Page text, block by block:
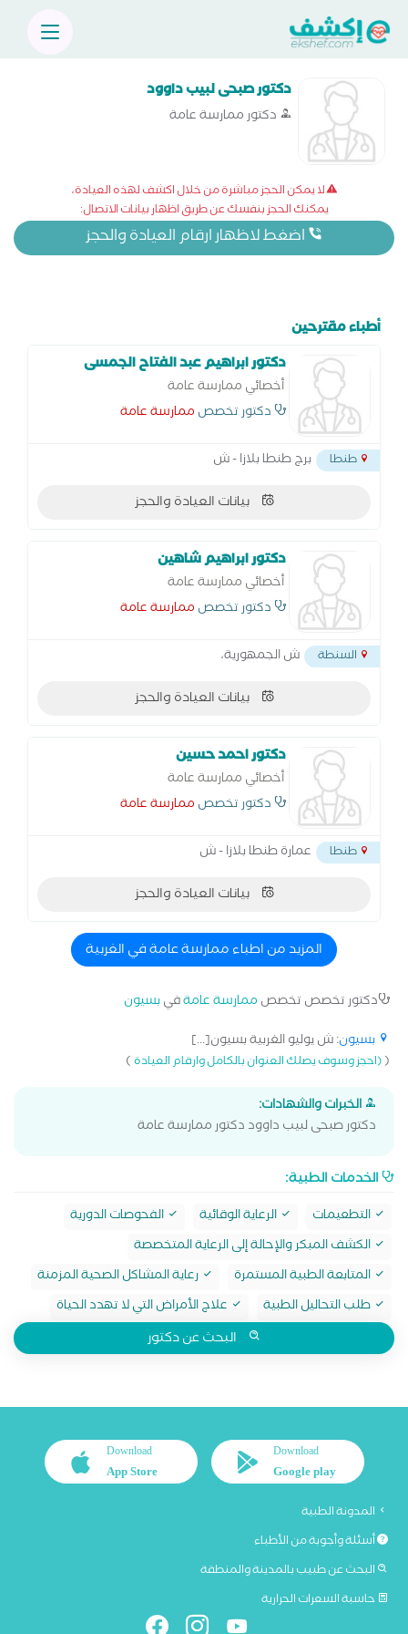
دكتور صبحى لبيب داوود
دكتور ممارسة عامة
لا يمكن الحجز مباشرة من خلال اكشف لهذه العيادة،
يمكنك الحجز بنفسك عن طريق اظهار بيانات الاتصال:
اضغط لاظهار ارقام العيادة والحجز
أطباء مقترحين
دكتور ابراهيم عبد الفتاح الجمسى
أخصائي ممارسة عامة
دكتور تخصص ممارسة عامة
طنطا برج طنطا بلازا - ش
بيانات العيادة والحجز
دكتور ابراهيم شاهين
أخصائي ممارسة عامة
دكتور تخصص ممارسة عامة
السنطة ش الجمهورية،
بيانات العيادة والحجز
دكتور احمد حسين
أخصائي ممارسة عامة
دكتور تخصص ممارسة عامة
طنطا عمارة طنطا بلازا - ش
بيانات العيادة والحجز
المزيد من اطباء ممارسة عامة في الغربية
دكتور تخصص تخصص ممارسة عامةفيبسيون
بسيون: ش يوليو الغربية بسيون[...]
((احجز وسوف يصلك العنوان بالكامل وارقام العيادة)
الخبرات والشهادات:
دكتور صبحى لبيب داوود دكتور ممارسة عامة
الخدمات الطبية:
التطعيمات الرعاية الوقائية
الفحوصات الدورية
الكشف المبكر والإحالة إلى الرعاية المتخصصة
المتابعة الطبية المستمرة
رعاية المشاكل الصحية المزمنة
طلب التحاليل الطبية
علاج الأمراض التي لا تهدد الحياة
البحث عن دكتور
Download
Google play
Download
App Store
المدونة الطبية
أسئلة وأجوبة من الأطباء
البحث عن طبيب بالمدينة والمنطقة
حاسبة السعرات الحرارية